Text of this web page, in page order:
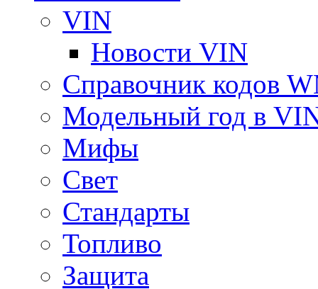
VIN
Новости VIN
Справочник кодов
Модельный год в
Мифы
Свет
Стандарты
Топливо
Защита